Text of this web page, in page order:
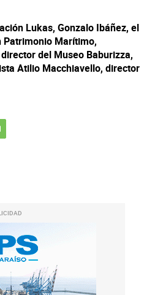
Lukas, Gonzalo Ibáñez, el
Patrimonio Marítimo,
del Museo Baburizza,
Atilio Macchiavello, director